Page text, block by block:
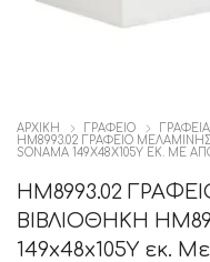
ΑΡΧΙΚΉ ΓΡΑΦΕΙΟ
ΓΡΑΦΕΙΑ
HM8993.02 ΓΡΑΦΕΙΟ
SONAMA 149X48X105Y ΕΚ. ΜΕ
HM8993.02
ΒΙΒΛΙΟΘΗΚΗ
149x48x105Y εκ.